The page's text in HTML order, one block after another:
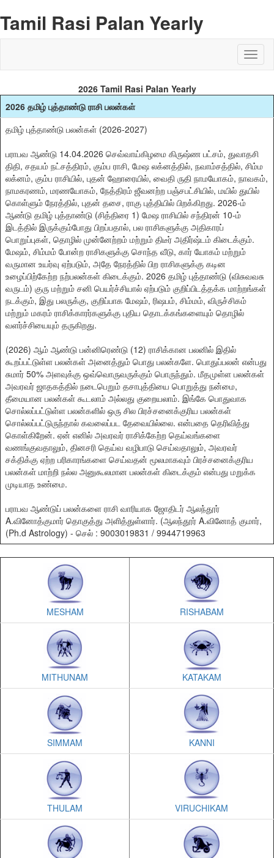
Tamil Rasi Palan Yearly
2026 Tamil Rasi Palan Yearly
2026 தமிழ் புத்தாண்டு ராசி பலன்கள்
தமிழ் புத்தாண்டு பலன்கள் (2026-2027)
பராபவ ஆண்டு 14.04.2026 செவ்வாய்கிழமை கிருஷ்ண பட்சம், துவாதசி
திதி, சதயம் நட்சத்திரம், கும்ப ராசி, மேஷ லக்னத்தில், நவாம்சத்தில், சிம்ம
லக்னம், கும்ப ராசியில், புதன் ஹோரையில், வைதி ருதி நாமயோகம், நாவகம்,
நாமகரணம், மரணயோகம், நேத்திரம் ஜீவனற்ற பஞ்சபட்சியில், மயில் துயில்
கொள்ளும் நேரத்தில், புதன் தசை, ராகு புத்தியில் பிறக்கிறது. 2026-ம்
ஆண்டு தமிழ் புத்தாண்டு (சித்திரை 1) மேஷ ராசியில் சந்திரன் 10-ம்
இடத்தில் இருக்கும்போது பிறப்பதால், பல ராசிகளுக்கு அதிகாரப்
பொறுப்புகள், தொழில் முன்னேற்றம் மற்றும் திடீர் அதிர்ஷ்டம் கிடைக்கும்.
மேஷம், சிம்மம் போன்ற ராசிகளுக்கு சொந்த வீடு, கார் யோகம் மற்றும்
வருமான உயர்வு ஏற்படும், அதே நேரத்தில் பிற ராசிகளுக்கு கடின
உழைப்பிற்கேற்ற நற்பலன்கள் கிடைக்கும். 2026 தமிழ் புத்தாண்டு (விசுவவசு
வருடம்) குரு மற்றும் சனி பெயர்ச்சியால் ஏற்படும் குறிப்பிடத்தக்க மாற்றங்கள்
நடக்கும், இது பலருக்கு, குறிப்பாக மேஷம், ரிஷபம், சிம்மம், விருச்சிகம்
மற்றும் மகரம் ராசிக்காரர்களுக்கு புதிய தொடக்கங்களையும் தொழில்
வளர்ச்சியையும் தருகிறது.
(2026) ஆம் ஆண்டு பன்னிரெண்டு (12) ராசிக்கான பலனில் இதில்
கூறப்பட்டுள்ள பலன்கள் அனைத்தும் பொது பலன்களே. பொதுப்பலன் என்பது
சுமார் 50% அளவுக்கு ஒவ்வொருவருக்கும் பொருந்தும். மீதமுள்ள பலன்கள்
அவரவர் ஜாதகத்தில் நடைபெறும் தசாபுத்தியை பொறுத்து நன்மை,
தீமையான பலன்கள் கூடலாம் அல்லது குறையலாம். இங்கே பொதுவாக
சொல்லப்பட்டுள்ள பலன்களில் ஒரு சில பிரச்சனைக்குரிய பலன்கள்
சொல்லப்பட்டுருந்தால் கவலைப்பட தேவையில்லை. என்பதை தெரிவித்து
கொள்கிறேன். ஏன் எனில் அவரவர் ராசிக்கேற்ற தெய்வங்களை
வணங்குவதாலும், தினசரி தெய்வ வழிபாடு செய்வதாலும், அவரவர்
சக்திக்கு ஏற்ற பரிகாரங்களை செய்வதன் மூலமாகவும் பிரச்சனைக்குரிய
பலன்கள் மாற்றி நல்ல அனுகூலமான பலன்கள் கிடைக்கும் என்பது மறுக்க
முடியாத உண்மை.
பராபவ ஆண்டுப் பலன்களை ராசி வாரியாக ஜோதிடர் ஆலந்தூர்
A.வினோத்குமார் தொகுத்து அளித்துள்ளார். (ஆலந்தூர் A.வினோத் குமார்,
(Ph.d Astrology) - செல் : 9003019831 / 9944719963
MESHAM RISHABAM
MITHUNAM KATAKAM
SIMMAM KANNI
THULAM VIRUCHIKAM